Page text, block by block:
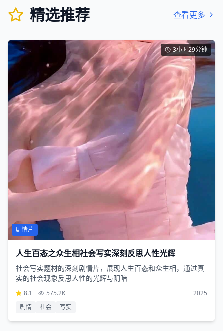
精选推荐 查看更多
3小时29分钟
剧情片
人生百态之众生相社会写实深刻反思人性光辉
社会写实题材的深刻剧情片，展现人生百态和众生相，通过真
实的社会现象反思人性的光辉与阴暗
8.1 575.2K
2025
剧情
社会 写实